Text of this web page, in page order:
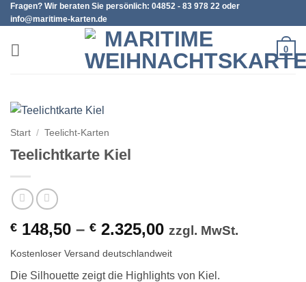
Zum
Inhalt
springen
Fragen? Wir beraten Sie persönlich: 04852 - 83 978 22 oder
info@maritime-karten.de
0
Start / Teelicht-Karten
Teelichtkarte Kiel
€ 148,50 – € 2.325,00 zzgl. MwSt.
Kostenloser Versand deutschlandweit
Die Silhouette zeigt die Highlights von Kiel.